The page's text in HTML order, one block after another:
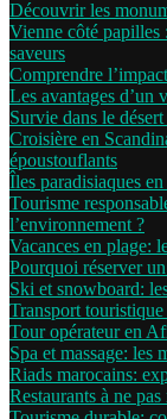
Découvrir les
Vienne côté papilles
saveurs
Comprendre
Les avantages d’un
Survie dans le
Croisière en
époustouflants
Îles paradisiaques
Tourisme
l’environnement ?
Vacances en plage:
Pourquoi réserver
Ski et snowboard:
Transport
Tour opérateur en
Spa et massage: les
Riads marocains:
Restaurants à ne